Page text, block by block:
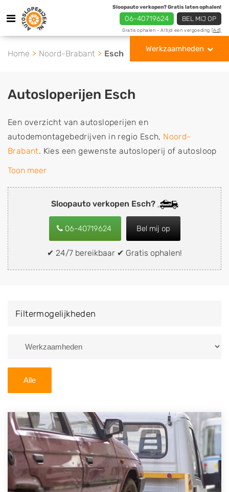
Sloopauto verkopen? Gratis laten ophalen!
06-40719624 BEL MIJ OP
Gratis ophalen - Altijd een vergoeding [Ad]
Werkzaamheden
Home Noord-Brabant Esch
Sloopauto verkopen Esch?
06-40719624 Bel mij op
✔ 24/7 bereikbaar ✔ Gratis ophalen!
Autosloperijen Esch
Een overzicht van autosloperijen en
autodemontagebedrijven in regio Esch, Noord-
Brabant. Kies een gewenste autosloperij of autosloop
uit de lijst die gespecialiseerd is in de verkoop van
de inkoop van sloopauto's, schadeauto's en
tweedehands auto's (ook zonder apk keuring). Wilt u
uw auto, camper, vrachtwagen, motor of brommobiel
snel en eenvoudig verkopen aan een
demontagebedrijf in de buurt, deze zelf wegbrengen
naar de sloop of deze liever laten ophalen op een
van Esch en ontvang een vergoeding voor uw oude of
Zoekt u liever naar een sloperij in een andere plaats of
U kunt er ook voor kiezen om direct uw sloopauto te
verkopen en op te laten halen door de Sloopauto
Ophaaldienst van Autosloperijen.nl. Wij kunnen uw
auto gratis ophalen in Esch. Neem telefonisch
contact op of maak een terugbelafspraak. Wilt u
direct een tweedehands auto onderdelen offerte
Toon meer
Filtermogelijkheden
Alle